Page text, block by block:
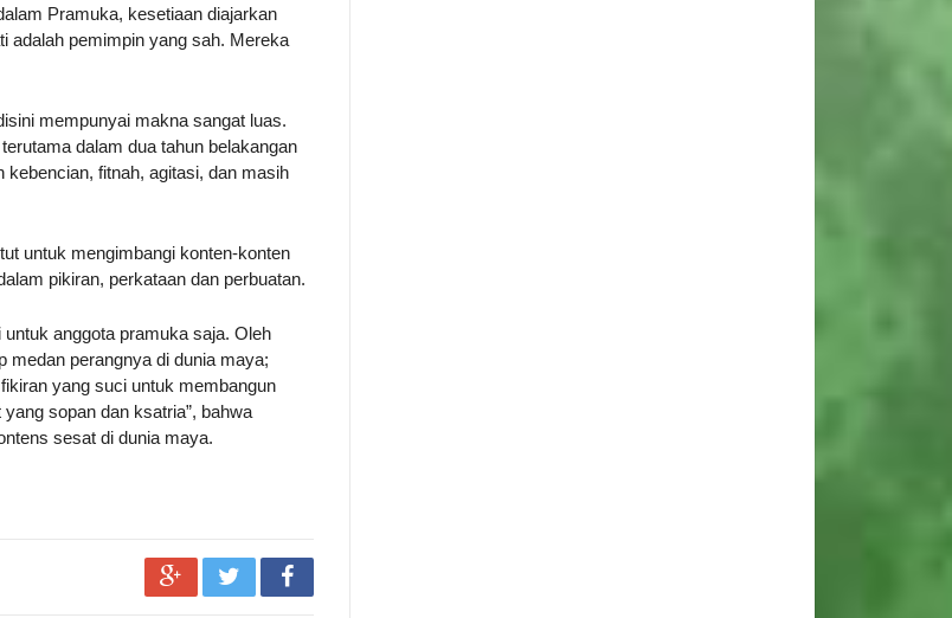
Pramuka, kesetiaan diajarkan
adalah pemimpin yang sah. Mereka
mempunyai makna sangat luas.
dalam dua tahun belakangan
fitnah, agitasi, dan masih
untuk mengimbangi konten-konten
pikiran, perkataan dan perbuatan.
anggota pramuka saja. Oleh
medan perangnya di dunia maya;
yang suci untuk membangun
sopan dan ksatria”, bahwa
sesat di dunia maya.